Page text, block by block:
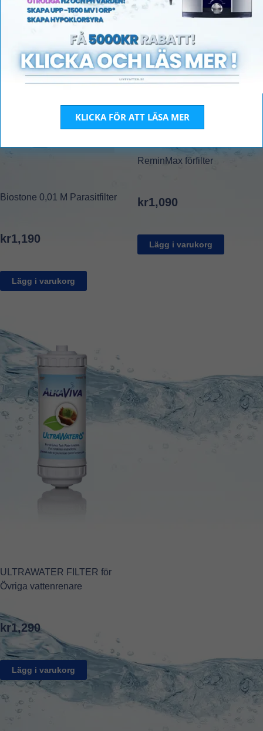
Biostone 0,01 M Parasitfilter
kr1,190
Lägg i varukorg
ReminMax förfilter
kr1,090
Lägg i varukorg
ULTRAWATER FILTER för
Övriga vattenrenare
kr1,290
Lägg i varukorg
KLICKA FÖR ATT LÄSA MER